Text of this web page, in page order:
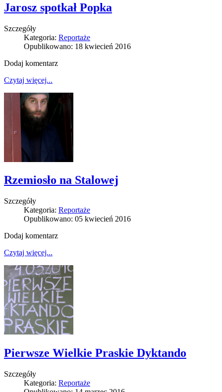
Jarosz spotkał Popka
Szczegóły
Kategoria: Reportaże
Opublikowano: 18 kwiecień 2016
Dodaj komentarz
Czytaj więcej...
Rzemiosło na Stalowej
Szczegóły
Kategoria: Reportaże
Opublikowano: 05 kwiecień 2016
Dodaj komentarz
Czytaj więcej...
Pierwsze Wielkie Praskie Dyktando
Szczegóły
Kategoria: Reportaże